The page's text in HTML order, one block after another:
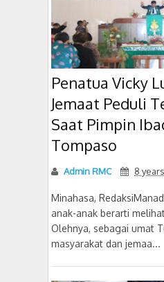
Penatua Vicky
Jemaat Peduli
Saat Pimpin
Tompaso
Admin RMC 8
Minahasa,
anak-anak berarti
Olehnya, sebagai umat
masyarakat dan jemaa...